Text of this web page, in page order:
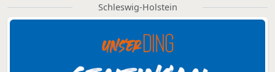
Schleswig-Holstein